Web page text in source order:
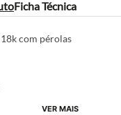
Ficha Técnica
com pérolas
VER MAIS